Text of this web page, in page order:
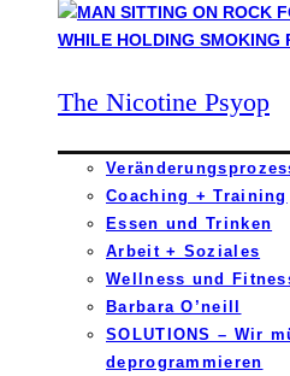
The Nicotine Psyop
Coaching + Training
Essen und Trinken
Arbeit + Soziales
Wellness und
Barbara O’neill
SOLUTIONS – Wir
deprogrammieren